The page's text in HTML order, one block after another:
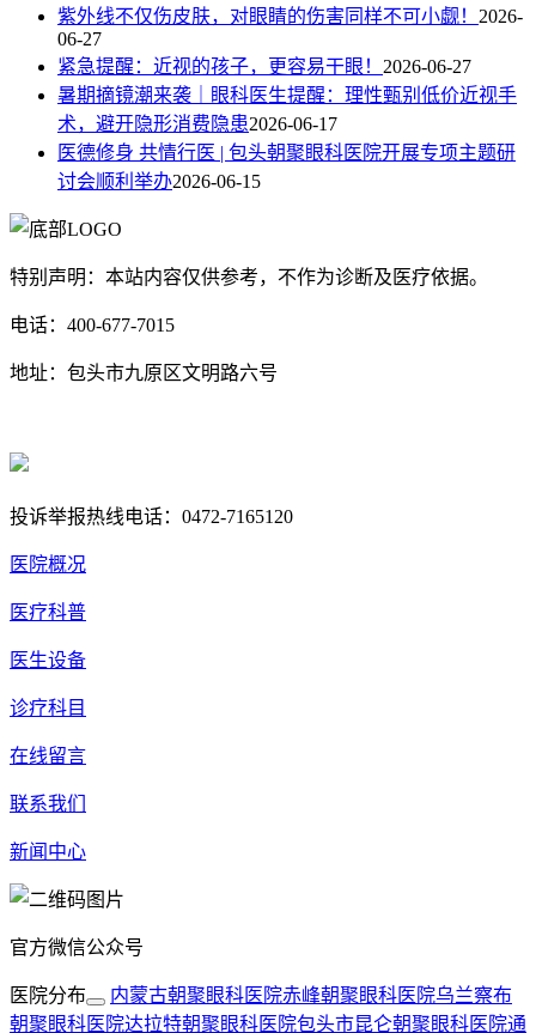
紫外线不仅伤皮肤，对眼睛的伤害同样不可小觑！ 2026-
06-27
紧急提醒：近视的孩子，更容易干眼！ 2026-06-27
暑期摘镜潮来袭｜眼科医生提醒：理性甄别低价近视手
术，避开隐形消费隐患2026-06-17
医德修身 共情行医 | 包头朝聚眼科医院开展专项主题研
讨会顺利举办2026-06-15
特别声明：本站内容仅供参考，不作为诊断及医疗依据。
电话：400-677-7015
地址：包头市九原区文明路六号
投诉举报热线电话：0472-7165120
医院概况
医疗科普
医生设备
诊疗科目
在线留言
联系我们
新闻中心
官方微信公众号
医院分布 内蒙古朝聚眼科医院赤峰朝聚眼科医院乌兰察布
朝聚眼科医院达拉特朝聚眼科医院包头市昆仑朝聚眼科医院通